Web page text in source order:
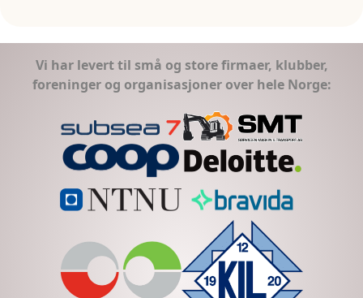
Vi har levert til små og store firmaer, klubber,
foreninger og organisasjoner over hele Norge: